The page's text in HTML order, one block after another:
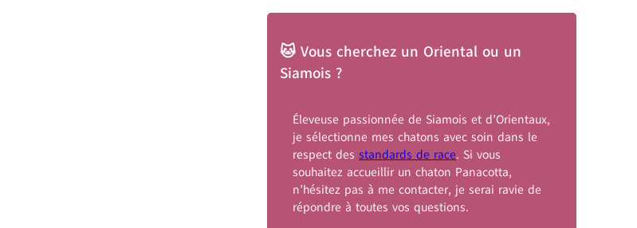
🐱 Vous cherchez un Oriental ou un
Siamois ?
Éleveuse passionnée de Siamois et d’Orientaux,
je sélectionne mes chatons avec soin dans le
respect des standards de race. Si vous
souhaitez accueillir un chaton Panacotta,
n’hésitez pas à me contacter, je serai ravie de
répondre à toutes vos questions.